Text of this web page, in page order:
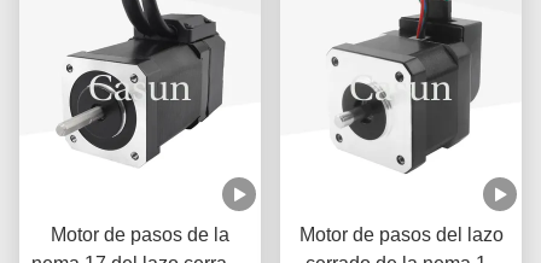
Motor de pasos de la
Motor de pasos del lazo